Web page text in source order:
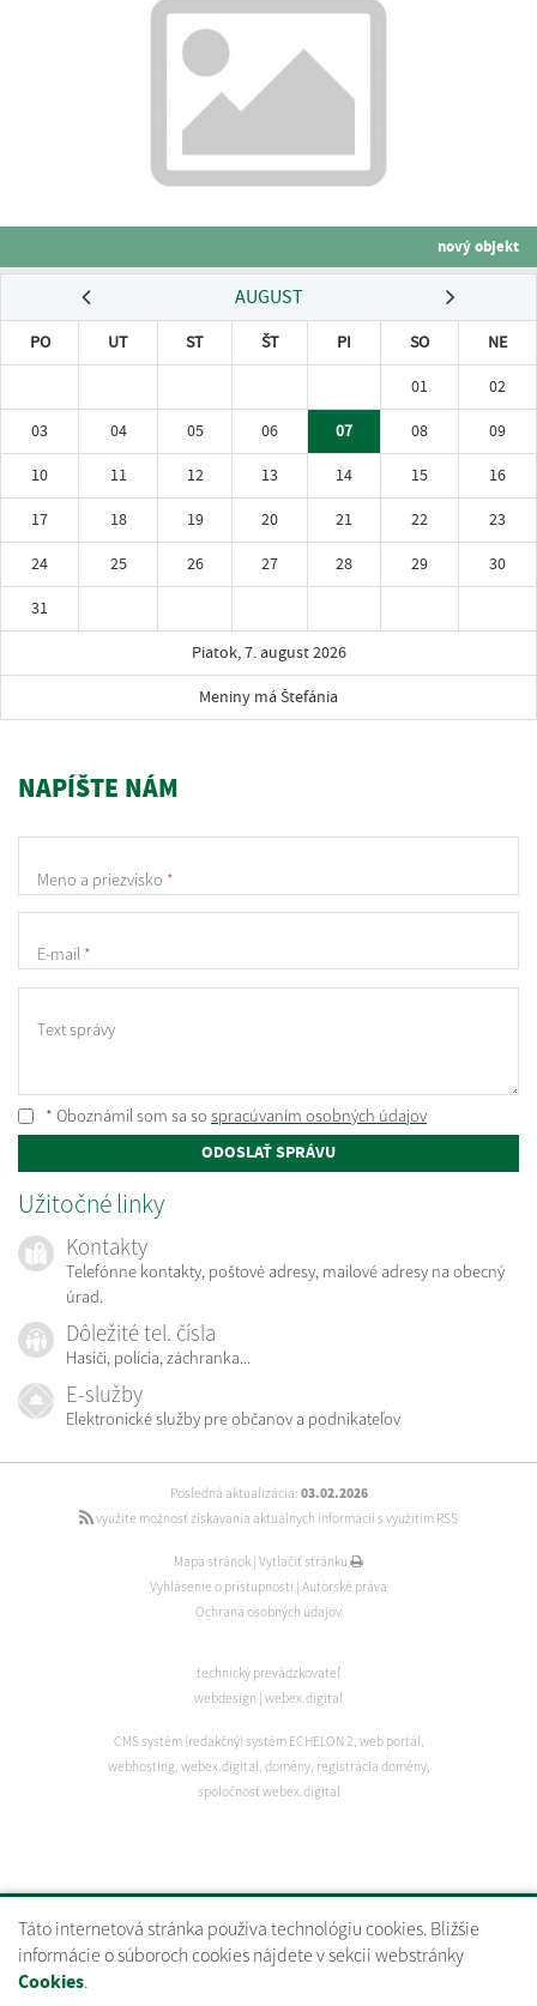
Táto internetová stránka používa technológiu cookies. Bližšie
informácie o súboroch cookies nájdete v sekcii webstránky
Cookies.
nový objekt
AUGUST
PO UT ST ŠT PI SO
NE
01
02
03
04 05 06 07 08
09
10
11 12 13 14 15
16
17
18 19 20 21 22
23
24
25 26 27 28 29
30
31
Piatok, 7. august 2026
Meniny má Štefánia
NAPÍŠTE NÁM
Meno a priezvisko *
E-mail *
Text správy
* Oboznámil som sa so spracúvaním osobných údajov
ODOSLAŤ SPRÁVU
Užitočné linky
Kontakty
Telefónne kontakty, poštové adresy, mailové adresy na obecný
úrad.
Dôležité tel. čísla
Hasiči, polícia, záchranka...
E-služby
Elektronické služby pre občanov a podnikateľov
Posledná aktualizácia: 03.02.2026
využite možnosť získavania aktuálnych informácií s využitím RSS
Mapa stránok | Vytlačiť stránku
Vyhlásenie o prístupnosti | Autorské práva
Ochrana osobných údajov
technický prevádzkovateľ
webdesign | webex.digital
CMS systém (redakčný) systém ECHELON 2 web portál
webhosting webex.digital domény, registrácia domény,
spoločnosť webex.digital